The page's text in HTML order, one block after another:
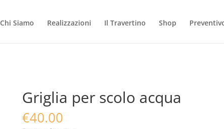
Chi Siamo Realizzazioni Il Travertino Shop
Griglia per scolo acqua
€40.00